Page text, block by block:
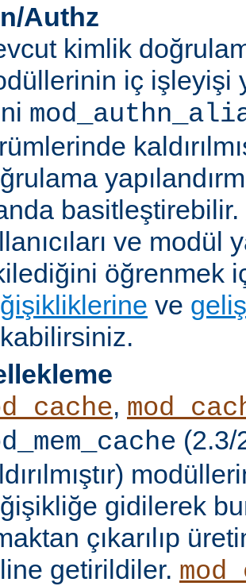
Authz
kimlik
iç işleyişi
ve modül
öğrenmek
ve
,
(2.3/
gidilerek
çıkarılıp
getirildiler.